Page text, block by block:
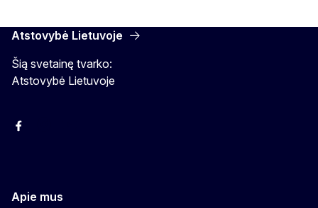
Atstovybė Lietuvoje
Šią svetainę tvarko:
Atstovybė Lietuvoje
Facebook
Apie mus